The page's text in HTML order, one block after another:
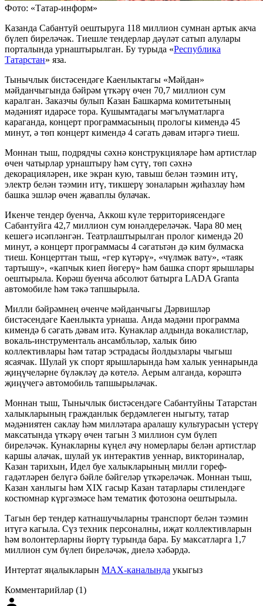
Фото: «Татар-информ»
Казанда Сабантуй оештыруга 118 миллион сумнан артык акча
бүлеп биреләчәк. Тиешле тендерлар дәүләт сатып алулары
порталында урнаштырылган. Бу турыда «Республика
Татарстан» яза.
Тынычлык бистәсендәге Каенлыктагы «Мәйдан»
мәйданчыгында бәйрәм үткәрү өчен 70,7 миллион сум
каралган. Заказчы булып Казан Башкарма комитетының
мәдәният идарәсе тора. Кушымтадагы мәгълүматларга
караганда, концерт программасының прологы кимендә 45
минут, ә төп концерт кимендә 4 сәгать дәвам итәргә тиеш.
Моннан тыш, подрядчы сәхнә конструкцияләре һәм артистлар
өчен чатырлар урнаштыру һәм сүтү, төп сәхнә
декорацияләрен, ике экран кую, тавыш белән тәэмин итү,
электр белән тәэмин итү, тикшерү зоналарын җиһазлау һәм
башка эшләр өчен җаваплы булачак.
Икенче тендер буенча, Аккош күле территориясендәге
Сабантуйга 42,7 миллион сум юнәлдереләчәк. Чара 80 мең
кешегә исәпләнгән. Театрлаштырылган пролог кимендә 20
минут, ә концерт программасы 4 сәгатьтән дә ким булмаска
тиеш. Концерттан тыш, «гер күтәрү», «чүлмәк вату», «таяк
тартышу», «капчык киеп йөгерү» һәм башка спорт ярышлары
оештырыла. Көрәш буенча абсолют батырга LADA Granta
автомобиле һәм тәкә тапшырыла.
Милли бәйрәмнең өченче мәйданчыгы Дәрвишләр
бистәсендәге Каенлыкта урнаша. Анда мәдәни программа
кимендә 6 сәгать дәвам итә. Кунаклар алдында вокалистлар,
вокаль-инструменталь ансамбльләр, халык бию
коллективлары һәм татар эстрадасы йолдызлары чыгыш
ясаячак. Шулай ук спорт ярышларында һәм халык уеннарында
җиңүчеләрне бүләкләү дә көтелә. Аерым алганда, көрәштә
җиңүчегә автомобиль тапшырылачак.
Моннан тыш, Тынычлык бистәсендәге Сабантуйны Татарстан
халыкларының гражданлык бердәмлеген ныгыту, татар
мәдәниятен саклау һәм милләтара аралашу культурасын үстерү
максатында үткәрү өчен тагын 3 миллион сум бүлеп
биреләчәк. Кунакларны күңел ачу номерлары белән артистлар
каршы алачак, шулай ук интерактив уеннар, викториналар,
Казан тарихын, Идел буе халыкларының милли гореф-
гадәтләрен белүгә бәйле бәйгеләр үткәреләчәк. Моннан тыш,
Казан ханлыгы һәм XIX гасыр Казан татарлары стилендәге
костюмнар күргәзмәсе һәм тематик фотозона оештырыла.
Тагын бер тендер катнашучыларны транспорт белән тәэмин
итүгә кагыла. Сүз техник персоналны, иҗат коллективларын
һәм волонтерларны йөртү турында бара. Бу максатларга 1,7
миллион сум бүлеп биреләчәк, диелә хәбәрдә.
Интертат яңалыкларын MAX-каналында укыгыз
Комментарийлар (1)